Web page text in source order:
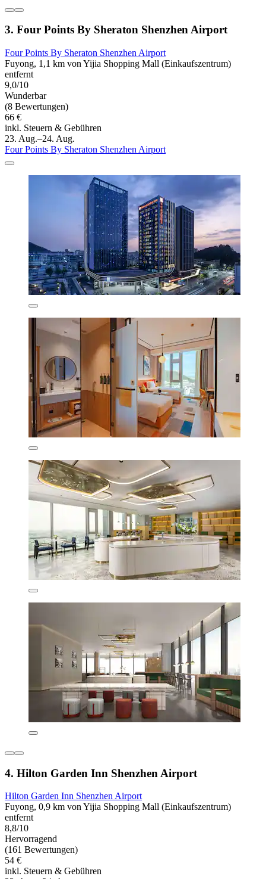
3. Four Points By Sheraton Shenzhen Airport
Four Points By Sheraton Shenzhen Airport
Fuyong, 1,1 km von Yijia Shopping Mall (Einkaufszentrum)
entfernt
9,0/10
Wunderbar
(8 Bewertungen)
66 €
inkl. Steuern & Gebühren
23. Aug.–24. Aug.
Four Points By Sheraton Shenzhen Airport
4. Hilton Garden Inn Shenzhen Airport
Hilton Garden Inn Shenzhen Airport
Fuyong, 0,9 km von Yijia Shopping Mall (Einkaufszentrum)
entfernt
8,8/10
Hervorragend
(161 Bewertungen)
54 €
inkl. Steuern & Gebühren